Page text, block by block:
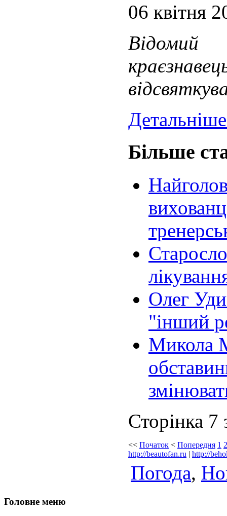
06 квітня
Більше
Олег
"інший
Микола
Сторінка 7
<< Початок < Попередня 1 2
http://beautofan.ru | http://
Погода,
Головне меню